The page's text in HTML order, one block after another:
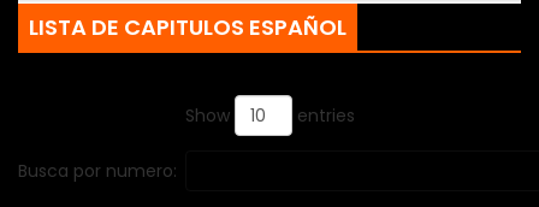
LISTA DE CAPITULOS ESPAÑOL
Show entries
Busca por numero: